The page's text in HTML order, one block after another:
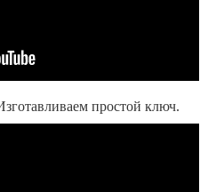
простой ключ.